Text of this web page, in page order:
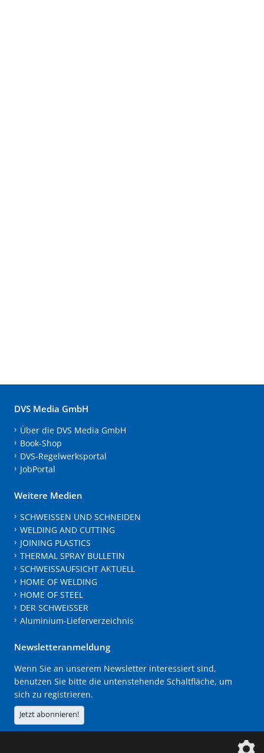
DVS Media GmbH
Über die DVS Media GmbH
Book-Shop
DVS-Regelwerksportal
JobPortal
Weitere Medien
SCHWEISSEN UND SCHNEIDEN
WELDING AND CUTTING
JOINING PLASTICS
THERMAL SPRAY BULLETIN
SCHWEISSAUFSICHT AKTUELL
HOME OF WELDING
HOME OF STEEL
DER SCHWEISSER
Aluminium-Lieferverzeichnis
Newsletteranmeldung
Wenn Sie an unserem Newsletter interessiert sind,
benutzen Sie bitte die untenstehende Schaltfläche, um
sich zu registrieren.
Jetzt abonnieren!